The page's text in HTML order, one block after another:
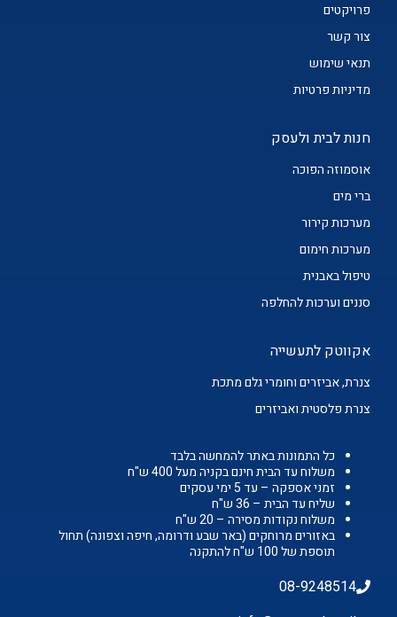
פרויקטים
צור קשר
תנאי שימוש
מדיניות פרטיות
חנות לבית ולעסק
אוסמוזה הפוכה
ברי מים
מערכות קירור
מערכות חימום
טיפול באבנית
סננים וערכות להחלפה
אקווטק לתעשייה
צנרת, אביזרים וחומרי גלם מתכת
צנרת פלסטית ואביזרים
כל התמונות באתר להמחשה בלבד
משלוח עד הבית חינם בקניה מעל 400 ש"ח
זמני אספקה – עד 5 ימי עסקים
שליח עד הבית – 36 ש"ח
משלוח נקודות מסירה – 20 ש"ח
באזורים מרוחקים (באר שבע ודרומה, חיפה וצפונה) תחול
תוספת של 100 ש"ח להתקנה
08-9248514